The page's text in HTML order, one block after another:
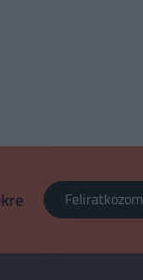
Feliratkozom